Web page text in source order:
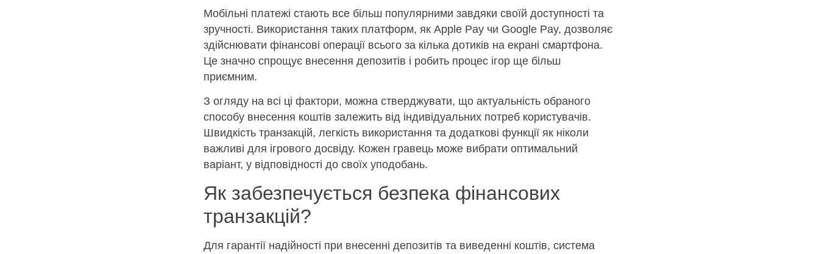
Мобільні платежі стають все більш популярними завдяки своїй доступності та
зручності. Використання таких платформ, як Apple Pay чи Google Pay, дозволяє
здійснювати фінансові операції всього за кілька дотиків на екрані смартфона.
Це значно спрощує внесення депозитів і робить процес ігор ще більш
приємним.
З огляду на всі ці фактори, можна стверджувати, що актуальність обраного
способу внесення коштів залежить від індивідуальних потреб користувачів.
Швидкість транзакцій, легкість використання та додаткові функції як ніколи
важливі для ігрового досвіду. Кожен гравець може вибрати оптимальний
варіант, у відповідності до своїх уподобань.
Як забезпечується безпека фінансових
транзакцій?
Для гарантії надійності при внесенні депозитів та виведенні коштів, система